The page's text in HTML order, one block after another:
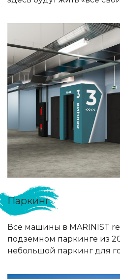
Паркинг
Все машины в MARINIST
подземном паркинге из
небольшой паркинг для